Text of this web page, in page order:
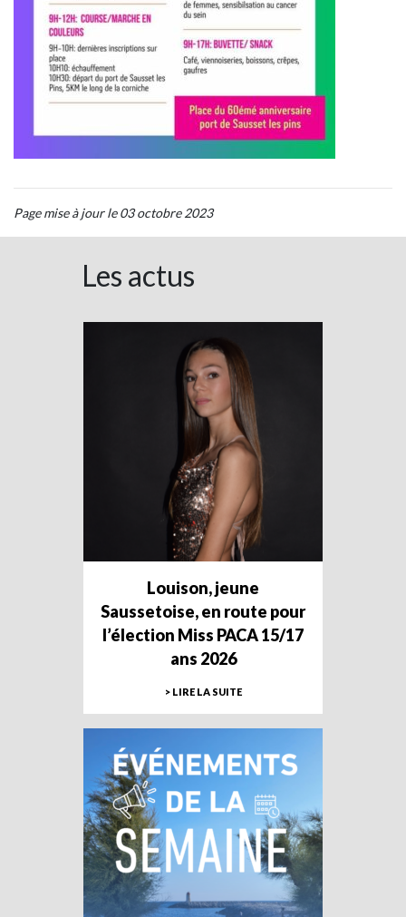
Page mise à jour le 03 octobre 2023
Les actus
Louison, jeune
Saussetoise, en route pour
l’élection Miss PACA 15/17
ans 2026
> LIRE LA SUITE